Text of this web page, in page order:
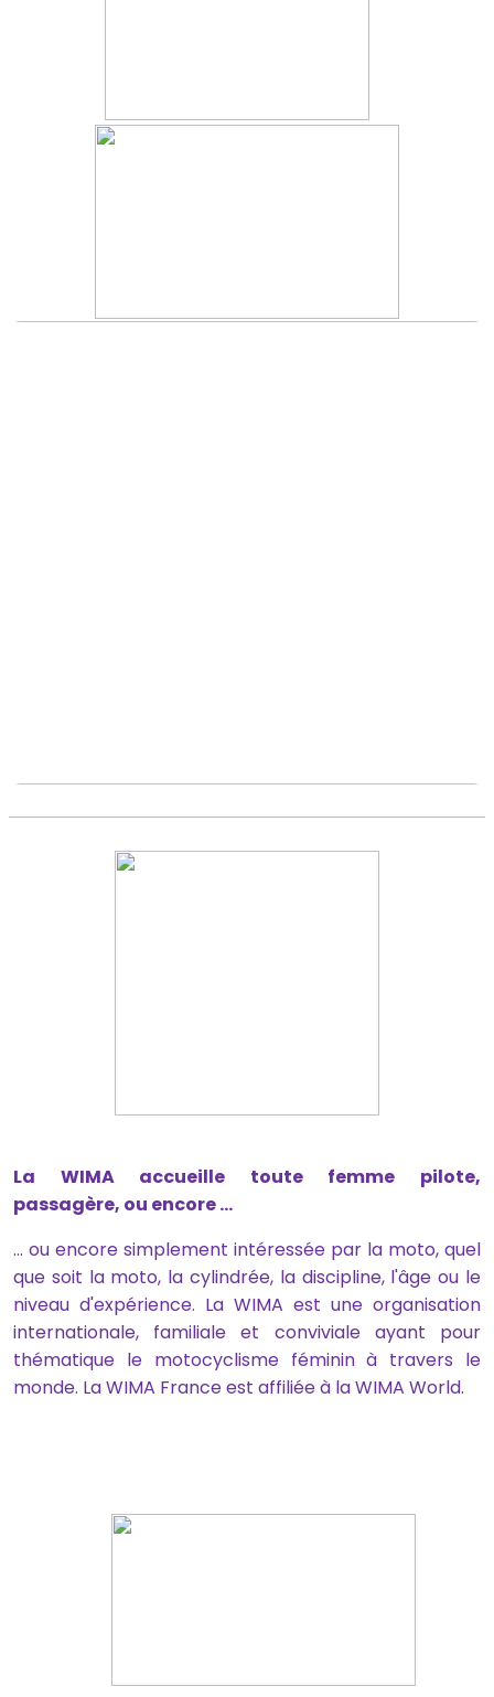
La WIMA accueille toute femme pilote,
passagère, ou encore ...
... ou encore simplement intéressée par la moto, quel
que soit la moto, la cylindrée, la discipline, l'âge ou le
niveau d'expérience. La WIMA est une organisation
internationale, familiale et conviviale ayant pour
thématique le motocyclisme féminin à travers le
monde. La WIMA France est affiliée à la WIMA World.